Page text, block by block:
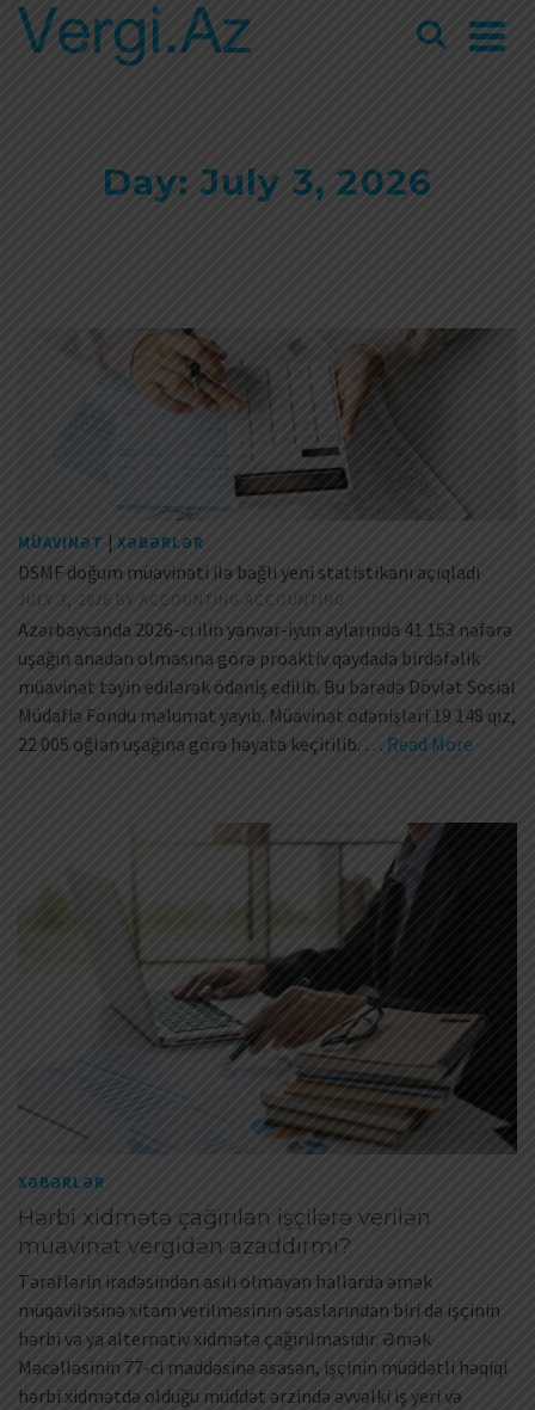
Day: July 3, 2026
MÜAVINƏT | XƏBƏRLƏR
DSMF doğum müavinəti ilə bağlı yeni statistikanı açıqladı
JULY 3, 2026 BY ACCOUNTING ACCOUNTING
Azərbaycanda 2026-cı ilin yanvar-iyun aylarında 41 153 nəfərə
uşağın anadan olmasına görə proaktiv qaydada birdəfəlik
müavinət təyin edilərək ödəniş edilib. Bu barədə Dövlət Sosial
Müdafiə Fondu məlumat yayıb. Müavinət ödənişləri 19 148 qız,
22 005 oğlan uşağına görə həyata keçirilib. … Read More
XƏBƏRLƏR
Hərbi xidmətə çağırılan işçilərə verilən
müavinət vergidən azaddırmı?
Tərəflərin iradəsindən asılı olmayan hallarda əmək
müqaviləsinə xitam verilməsinin əsaslarından biri də işçinin
hərbi və ya alternativ xidmətə çağırılmasıdır. Əmək
Məcəlləsinin 77-ci maddəsinə əsasən, işçinin müddətli həqiqi
hərbi xidmətdə olduğu müddət ərzində əvvəlki iş yeri və